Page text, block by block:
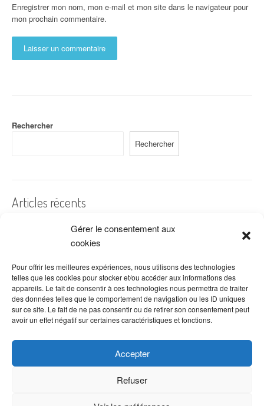
Gérer le consentement aux
cookies
Pour offrir les meilleures expériences, nous utilisons des technologies
telles que les cookies pour stocker et/ou accéder aux informations des
appareils. Le fait de consentir à ces technologies nous permettra de traiter
des données telles que le comportement de navigation ou les ID uniques
sur ce site. Le fait de ne pas consentir ou de retirer son consentement peut
avoir un effet négatif sur certaines caractéristiques et fonctions.
Accepter
Refuser
Enregistrer mon nom, mon e-mail et mon site dans le navigateur pour
mon prochain commentaire.
Rechercher
Rechercher
Articles récents
A quelles dates de l’année offre-t-on des fleurs ?
Les fleurs préférées des Français
Combien de fois arroser un cactus ?
Quelles fleurs offrir pour la fête des mères ?
Idées de décoration avec fleurs séchées